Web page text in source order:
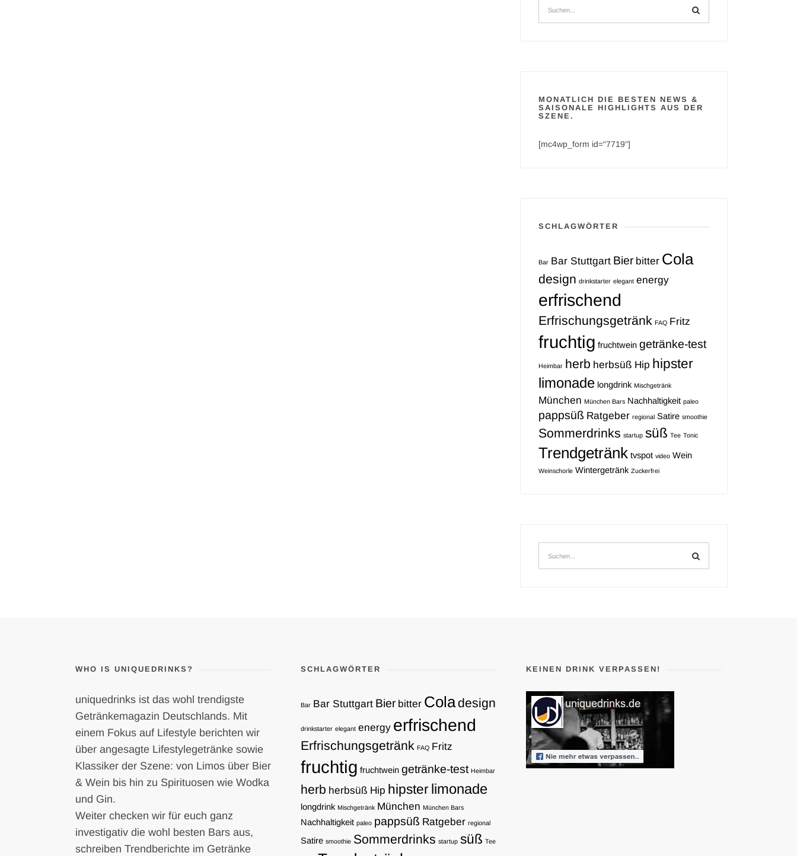
MONATLICH DIE BESTEN NEWS &
SAISONALE HIGHLIGHTS AUS DER
SZENE.
[mc4wp_form id="7719"]
SCHLAGWÖRTER
Bar Bar Stuttgart Bier bitter Cola
design drinkstarter elegant energy
erfrischend
Erfrischungsgetränk FAQ Fritz
fruchtig fruchtwein getränke-test
Heimbar herb herbsüß Hip hipster
limonade longdrink Mischgetränk
München München Bars Nachhaltigkeit paleo
pappsüß Ratgeber regional Satire smoothie
Sommerdrinks startup süß Tee Tonic
Trendgetränk tvspot video Wein
Weinschorle Wintergetränk Zuckerfrei
WHO IS UNIQUEDRINKS?
uniquedrinks ist das wohl trendigste
Getränkemagazin Deutschlands. Mit
einem Fokus auf Lifestyle berichten wir
über angesagte Lifestylegetränke sowie
Klassiker der Szene: von Limos über Bier
& Wein bis hin zu Spirituosen wie Wodka
und Gin.
Weiter checken wir für euch ganz
investigativ die wohl besten Bars aus,
schreiben Trendberichte im Getränke
SCHLAGWÖRTER
Bar Bar Stuttgart Bier bitter Coladesign
drinkstarter elegant energy erfrischend
Erfrischungsgetränk FAQ Fritz
fruchtig fruchtwein getränke-test Heimbar
herb herbsüß Hip hipsterlimonade
longdrink Mischgetränk München München Bars
Nachhaltigkeit paleo pappsüß Ratgeber regional
Satire smoothie Sommerdrinks startup süß Tee
KEINEN DRINK VERPASSEN!